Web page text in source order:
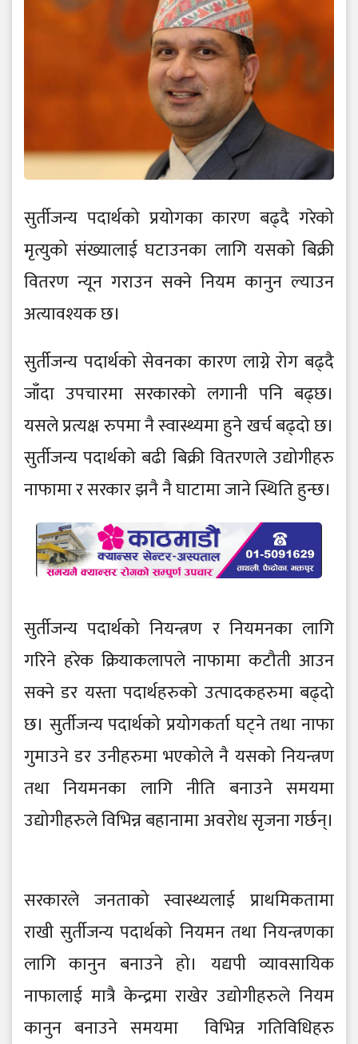
सुर्तीजन्य पदार्थको प्रयोगका कारण बढ्दै गरेको
मृत्युको संख्यालाई घटाउनका लागि यसको बिक्री
वितरण न्यून गराउन सक्ने नियम कानुन ल्याउन
अत्यावश्यक छ।
सुर्तीजन्य पदार्थको सेवनका कारण लाग्ने रोग बढ्दै
जाँदा उपचारमा सरकारको लगानी पनि बढ्छ।
यसले प्रत्यक्ष रुपमा नै स्वास्थ्यमा हुने खर्च बढ्दो छ।
सुर्तीजन्य पदार्थको बढी बिक्री वितरणले उद्योगीहरु
नाफामा र सरकार झनै नै घाटामा जाने स्थिति हुन्छ।
सुर्तीजन्य पदार्थको नियन्त्रण र नियमनका लागि
गरिने हरेक क्रियाकलापले नाफामा कटौती आउन
सक्ने डर यस्ता पदार्थहरुको उत्पादकहरुमा बढ्दो
छ। सुर्तीजन्य पदार्थको प्रयोगकर्ता घट्ने तथा नाफा
गुमाउने डर उनीहरुमा भएकोले नै यसको नियन्त्रण
तथा नियमनका लागि नीति बनाउने समयमा
उद्योगीहरुले विभिन्न बहानामा अवरोध सृजना गर्छन्।
सरकारले जनताको स्वास्थ्यलाई प्राथमिकतामा
राखी सुर्तीजन्य पदार्थको नियमन तथा नियन्त्रणका
लागि कानुन बनाउने हो। यद्यपी व्यावसायिक
नाफालाई मात्रै केन्द्रमा राखेर उद्योगीहरुले नियम
कानुन बनाउने समयमा विभिन्न गतिविधिहरु